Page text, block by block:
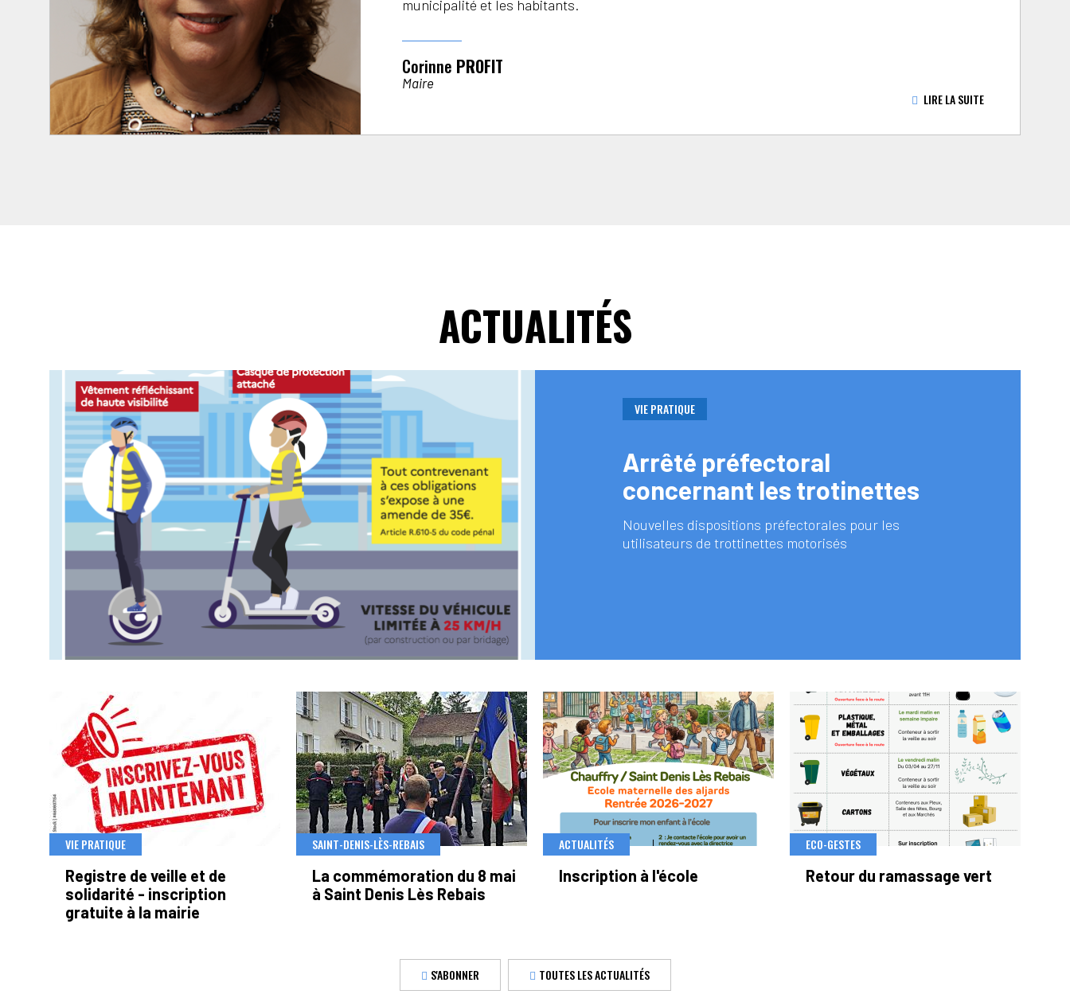
municipalité et les habitants.
Corinne PROFIT
Maire
LIRE LA SUITE
ACTUALITÉS
VIE PRATIQUE
Arrêté préfectoral
concernant les trotinettes
Nouvelles dispositions préfectorales pour les
utilisateurs de trottinettes motorisés
VIE PRATIQUE
Registre de veille et de
solidarité - inscription
gratuite à la mairie
SAINT-DENIS-LÈS-REBAIS
La commémoration du 8 mai
à Saint Denis Lès Rebais
ACTUALITÉS
Inscription à l'école
ECO-GESTES
Retour du ramassage vert
S'ABONNER TOUTES LES ACTUALITÉS